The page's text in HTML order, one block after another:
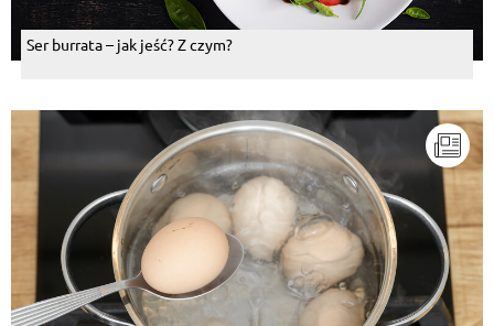
Ser burrata – jak jeść? Z czym?